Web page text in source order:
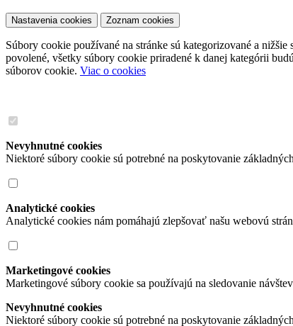
Nastavenia cookies Zoznam cookies
Súbory cookie používané na stránke sú kategorizované a
povolené, všetky súbory cookie priradené k danej kategórii
súborov cookie. Viac o cookies
Nevyhnutné cookies
Niektoré súbory cookie sú potrebné na poskytovanie
Analytické cookies
Analytické cookies nám pomáhajú zlepšovať našu webovú
Marketingové cookies
Marketingové súbory cookie sa používajú na sledovanie
Nevyhnutné cookies
Niektoré súbory cookie sú potrebné na poskytovanie